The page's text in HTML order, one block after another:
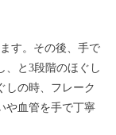
す。その後、手で
と3段階のほぐし
しの時、フレーク
や血管を手で丁寧